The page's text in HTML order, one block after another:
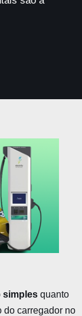
simplesquanto
do carregador no